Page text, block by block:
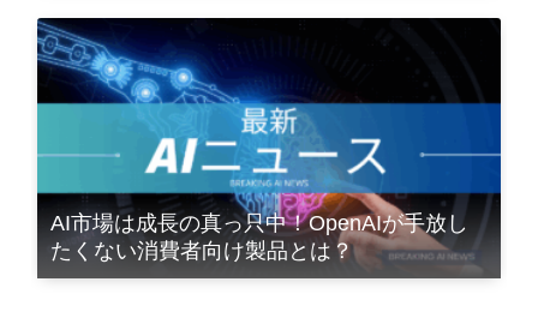
AI市場は成長の真っ只中！OpenAIが手放し
たくない消費者向け製品とは？